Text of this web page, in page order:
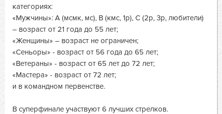
категориях:
«Мужчины»: А (мсмк, мс), В (кмс, 1р), С (2р, 3р, любители)
– возраст от 21 года до 55 лет;
«Женщины» – возраст не ограничен;
«Сеньоры» - возраст от 56 года до 65 лет;
«Ветераны» - возраст от 65 лет до 72 лет;
«Мастера» - возраст от 72 лет;
и в командном первенстве.
В суперфинале участвуют 6 лучших стрелков.